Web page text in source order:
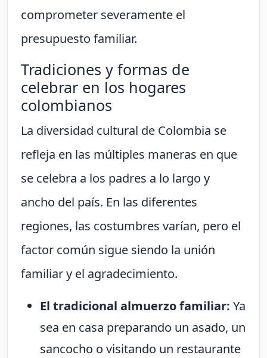
comprometer severamente el
presupuesto familiar.
Tradiciones y formas de
celebrar en los hogares
colombianos
La diversidad cultural de Colombia se
refleja en las múltiples maneras en que
se celebra a los padres a lo largo y
ancho del país. En las diferentes
regiones, las costumbres varían, pero el
factor común sigue siendo la unión
familiar y el agradecimiento.
El tradicional almuerzo familiar: Ya
sea en casa preparando un asado, un
sancocho o visitando un restaurante